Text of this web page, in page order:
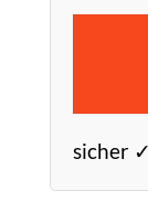
sicher